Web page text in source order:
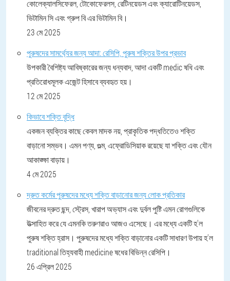
কোলেক্যালসিফেরল, টোকোফেরলস, রেটিনয়েডস এবং ক্যারোটিনয়েডস,
ভিটামিন সি এবং গ্রুপ বি এর ভিটামিন বি।
23 মে 2025
পুরুষদের সামর্থ্যের জন্য আদা: রেসিপি, পুরুষ শক্তির উপর প্রভাব
উপকারী বৈশিষ্ট্য আবিষ্কারের জন্য ধন্যবাদ, আদা একটি medic ষধি এবং
প্রতিরোধমূলক এজেন্ট হিসাবে ব্যবহৃত হয়।
12 মে 2025
কিভাবে শক্তি বৃদ্ধি
একজন ব্যক্তির কাছে কেবল মাদক নয়, প্রাকৃতিক পদ্ধতিতেও শক্তি
বাড়ানো সম্ভব। এমন পণ্য, গুল্ম, এফ্রোডিসিয়াক রয়েছে যা শক্তি এবং যৌন
আকাঙ্ক্ষা বাড়ায়।
4 মে 2025
দ্রুত কর্মের পুরুষদের মধ্যে শক্তি বাড়ানোর জন্য লোক প্রতিকার
জীবনের দ্রুত ছন্দ, স্ট্রেস, খারাপ অভ্যাস এবং দুর্বল পুষ্টি এমন রোগগুলিকে
উত্সাহিত করে যে এমনকি তরুণরাও আজও এসেছে। এর মধ্যে একটি হ'ল
পুরুষ শক্তি হ্রাস। পুরুষদের মধ্যে শক্তি বাড়ানোর একটি সাধারণ উপায় হ'ল
traditional তিহ্যবাহী medicine ষধের বিভিন্ন রেসিপি।
26 এপ্রিল 2025